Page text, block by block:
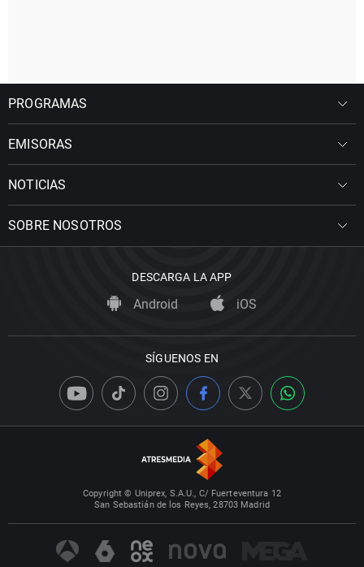
PROGRAMAS
EMISORAS
NOTICIAS
SOBRE NOSOTROS
DESCARGA LA APP
Android iOS
SÍGUENOS EN
Copyright © Uniprex, S.A.U., C/ Fuerteventura 12
San Sebastián de los Reyes, 28703 Madrid